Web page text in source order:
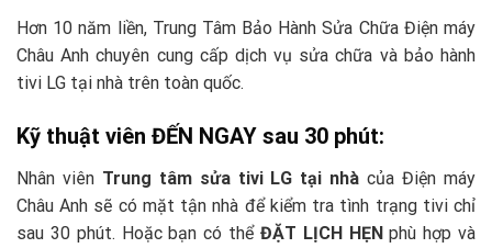
Hơn 10 năm liền, Trung Tâm Bảo Hành Sửa Chữa Điện máy
Châu Anh chuyên cung cấp dịch vụ sửa chữa và bảo hành
tivi LG tại nhà trên toàn quốc.
Kỹ thuật viên ĐẾN NGAY sau 30 phút:
Nhân viên Trung tâm sửa tivi LG tại nhà của Điện máy
Châu Anh sẽ có mặt tận nhà để kiểm tra tình trạng tivi chỉ
sau 30 phút. Hoặc bạn có thể ĐẶT LỊCH HẸN phù hợp và